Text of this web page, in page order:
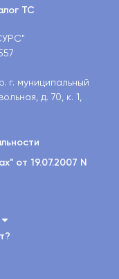
ТС
г. муниципальный
д. 70, к. 1,
от 19.07.2007 N